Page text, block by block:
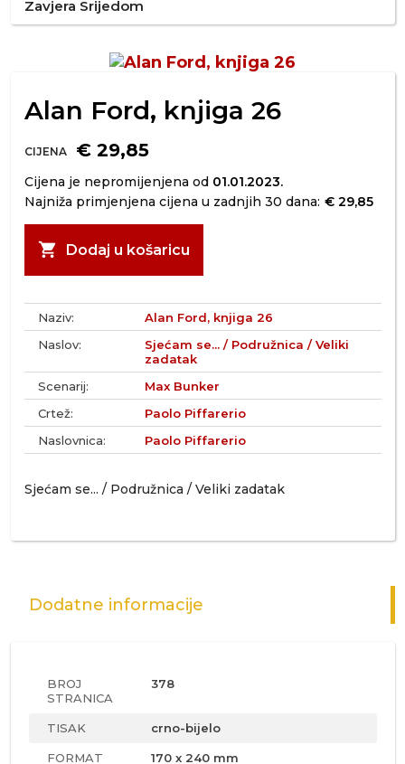
Zavjera Srijedom
Alan Ford, knjiga 26
CIJENA € 29,85
Cijena je nepromijenjena od 01.01.2023.
Najniža primjenjena cijena u zadnjih 30 dana: € 29,85
shopping_cart Dodaj u košaricu
Naziv:
Alan Ford, knjiga 26
Naslov:
Sjećam se... / Podružnica / Veliki
zadatak
Scenarij:
Max Bunker
Crtež:
Paolo Piffarerio
Naslovnica:
Paolo Piffarerio
Sjećam se... / Podružnica / Veliki zadatak
Dodatne informacije
BROJ
STRANICA
378
TISAK crno-bijelo
FORMAT 170 x 240 mm